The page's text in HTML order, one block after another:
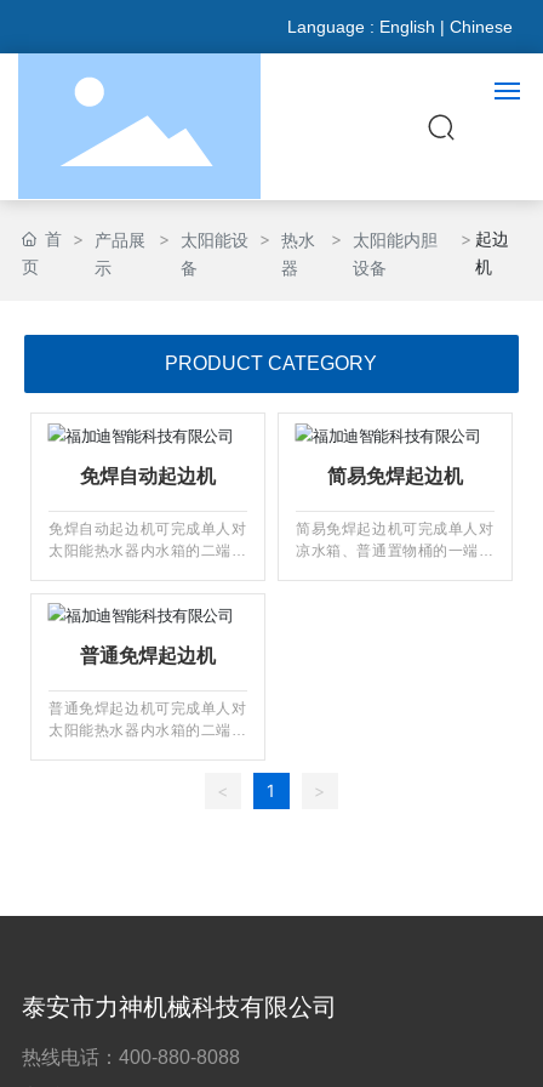
Language : English | Chinese
网站首页
新闻资讯
合作伙伴
工程案例
联系我们
首
页
产品展
示
太阳能设
备
热水
器
太阳能内胆
设备
起边
机
PRODUCT CATEGORY
免焊自动起边机
免焊自动起边机可完成单人对
太阳能热水器内水箱的二端面
m，可在30秒内完成)，操作方
便，工作材料厚度0.3-0.6m
器尺寸3.5米x0.9米x1.5米。
简易免焊起边机
简易免焊起边机可完成单人对
凉水箱、普通置物桶的一端面
普通免焊起边机
普通免焊起边机可完成单人对
太阳能热水器内水箱的二端面
率高、质量优异、操作方便，
< 1 >
泰安市力神机械科技有限公司
热线电话： 400-880-8088